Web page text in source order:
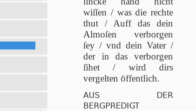
wiſſen / was die rechte
thut / Auff das dein
Almoſen verborgen
ſey / vnd dein Vater /
der in das verborgen
ſihet / wird dirs
vergelten öffentlich.
AUS DER
BERGPREDIGT